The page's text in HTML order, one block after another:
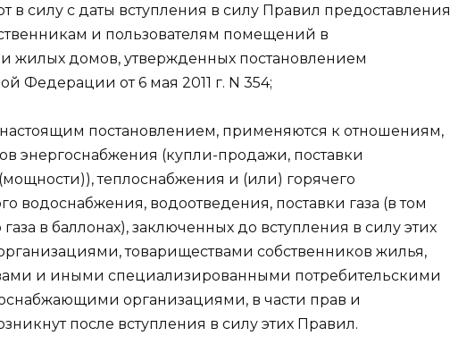
в силу с даты вступления в силу Правил предоставления
и пользователям помещений в
жилых домов, утвержденных постановлением
Федерации от 6 мая 2011 г. N 354;
постановлением, применяются к отношениям,
энергоснабжения (купли-продажи, поставки
теплоснабжения и (или) горячего
водоснабжения, водоотведения, поставки газа (в том
в баллонах), заключенных до вступления в силу этих
товариществами собственников жилья,
и иными специализированными потребительскими
организациями, в части прав и
после вступления в силу этих Правил.